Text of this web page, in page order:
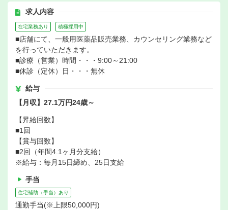
求人内容
在宅業務あり 積極採用中
■店舗にて、一般用医薬品販売業務、カウンセリング業務など
を行っていただきます。
■診療（営業）時間・・・9:00～21:00
■休診（定休）日・・・無休
給与
【月収】27.1万円24歳～
【昇給回数】
■1回
【賞与回数】
■2回（年間4.1ヶ月分支給）
※給与：毎月15日締め、25日支給
手当
住宅補助（手当）あり
通勤手当(※上限50,000円)